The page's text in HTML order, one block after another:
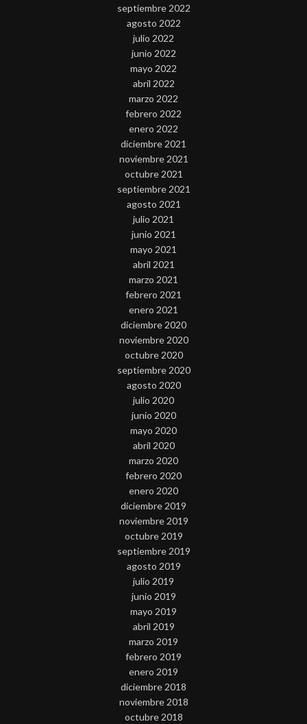
septiembre 2022
agosto 2022
julio 2022
junio 2022
mayo 2022
abril 2022
marzo 2022
febrero 2022
enero 2022
diciembre 2021
noviembre 2021
octubre 2021
septiembre 2021
agosto 2021
julio 2021
junio 2021
mayo 2021
abril 2021
marzo 2021
febrero 2021
enero 2021
diciembre 2020
noviembre 2020
octubre 2020
septiembre 2020
agosto 2020
julio 2020
junio 2020
mayo 2020
abril 2020
marzo 2020
febrero 2020
enero 2020
diciembre 2019
noviembre 2019
octubre 2019
septiembre 2019
agosto 2019
julio 2019
junio 2019
mayo 2019
abril 2019
marzo 2019
febrero 2019
enero 2019
diciembre 2018
noviembre 2018
octubre 2018